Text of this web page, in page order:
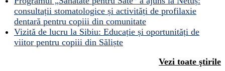
consultații stomatologice și activități de profilaxie
dentară pentru copiii din comunitate
Vizită de lucru la Sibiu: Educație și oportunități de
viitor pentru copiii din Săliște
Vezi toate ştirile